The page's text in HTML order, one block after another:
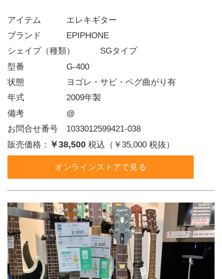
アイテム   エレキギター
ブランド   EPIPHONE
シェイプ（種類）   SGタイプ
型番     G-400
状態     ヨゴレ・サビ・ペグ曲がり有
年式     2009年製
備考     @
お問合せ番号 1033012599421-038
販売価格： ￥38,500 税込（￥35,000 税抜）
オンラインストアで見る